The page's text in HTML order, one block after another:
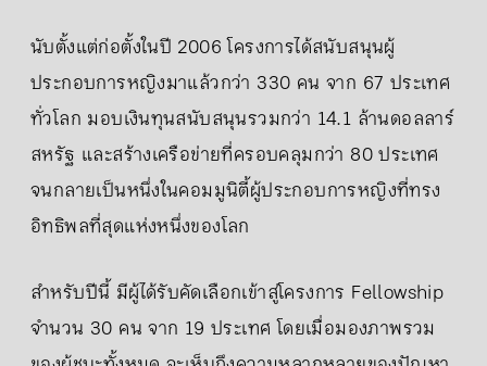
นับตั้งแต่ก่อตั้งในปี 2006 โครงการได้สนับสนุนผู้
ประกอบการหญิงมาแล้วกว่า 330 คน จาก 67 ประเทศ
ทั่วโลก มอบเงินทุนสนับสนุนรวมกว่า 14.1 ล้านดอลลาร์
สหรัฐ และสร้างเครือข่ายที่ครอบคลุมกว่า 80 ประเทศ
จนกลายเป็นหนึ่งในคอมมูนิตี้ผู้ประกอบการหญิงที่ทรง
อิทธิพลที่สุดแห่งหนึ่งของโลก
สำหรับปีนี้ มีผู้ได้รับคัดเลือกเข้าสู่โครงการ Fellowship
จำนวน 30 คน จาก 19 ประเทศ โดยเมื่อมองภาพรวม